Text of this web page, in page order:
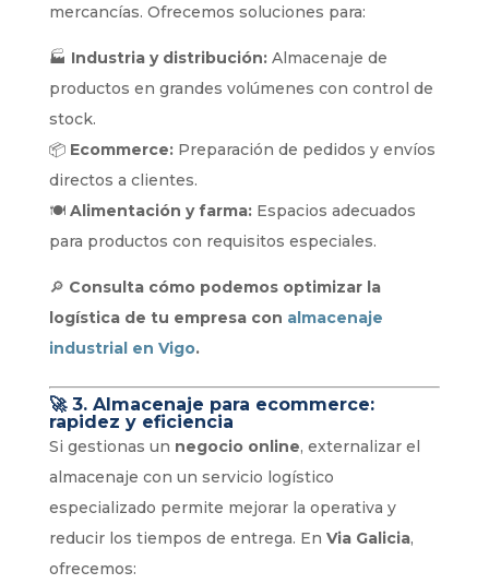
mercancías. Ofrecemos soluciones para:
🏭 Industria y distribución:Almacenaje de
productos en grandes volúmenes con control de
stock.
📦 Ecommerce:Preparación de pedidos y envíos
directos a clientes.
🍽️ Alimentación y farma:Espacios adecuados
para productos con requisitos especiales.
🔎 Consulta cómo podemos optimizar la
logística de tu empresa con almacenaje
industrial en Vigo.
🚀 3. Almacenaje para ecommerce:
rapidez y eficiencia
Si gestionas un negocio online, externalizar el
almacenaje con un servicio logístico
especializado permite mejorar la operativa y
reducir los tiempos de entrega. En Via Galicia,
ofrecemos: